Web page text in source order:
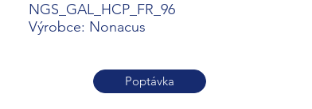
NGS_GAL_HCP_FR_96
Výrobce: Nonacus
Poptávka